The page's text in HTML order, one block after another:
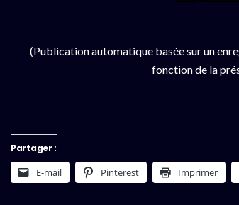
(Publication automatique basée sur un
fonction de la
Partager :
E-mail Pinterest Imprimer